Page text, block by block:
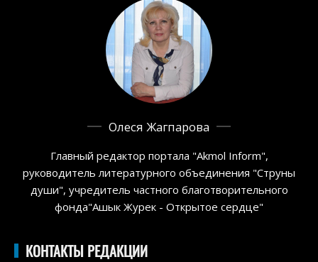
Олеся Жагпарова
Главный редактор портала "Akmol Inform",
руководитель литературного объединения "Струны
души", учредитель частного благотворительного
фонда"Ашык Журек - Открытое сердце"
КОНТАКТЫ РЕДАКЦИИ